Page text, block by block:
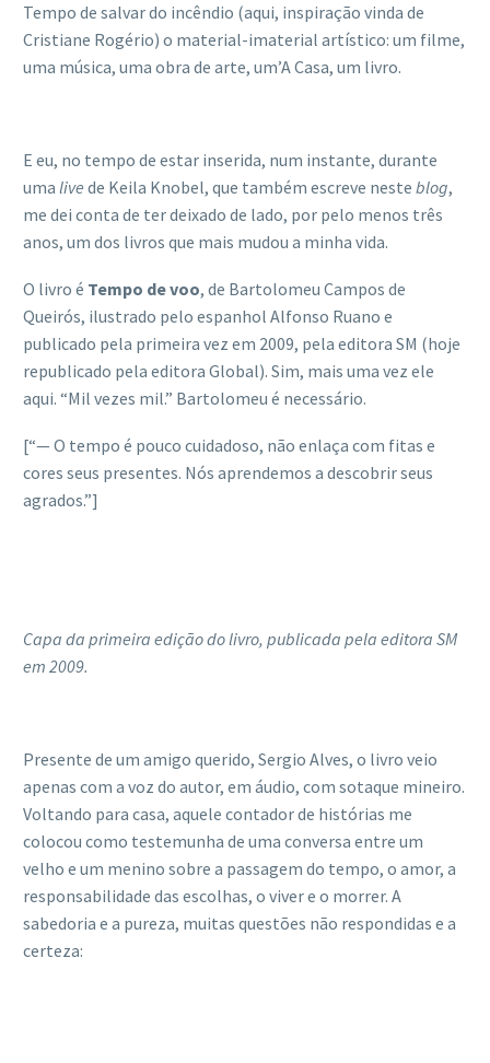
Tempo de salvar do incêndio (aqui, inspiração vinda de
Cristiane Rogério) o material-imaterial artístico: um filme,
uma música, uma obra de arte, um’A Casa, um livro.
E eu, no tempo de estar inserida, num instante, durante
uma live de Keila Knobel, que também escreve neste blog,
me dei conta de ter deixado de lado, por pelo menos três
anos, um dos livros que mais mudou a minha vida.
O livro é Tempo de voo, de Bartolomeu Campos de
Queirós, ilustrado pelo espanhol Alfonso Ruano e
publicado pela primeira vez em 2009, pela editora SM (hoje
republicado pela editora Global). Sim, mais uma vez ele
aqui. “Mil vezes mil.” Bartolomeu é necessário.
[“— O tempo é pouco cuidadoso, não enlaça com fitas e
cores seus presentes. Nós aprendemos a descobrir seus
agrados.”]
Capa da primeira edição do livro, publicada pela editora SM
em 2009.
Presente de um amigo querido, Sergio Alves, o livro veio
apenas com a voz do autor, em áudio, com sotaque mineiro.
Voltando para casa, aquele contador de histórias me
colocou como testemunha de uma conversa entre um
velho e um menino sobre a passagem do tempo, o amor, a
responsabilidade das escolhas, o viver e o morrer. A
sabedoria e a pureza, muitas questões não respondidas e a
certeza: